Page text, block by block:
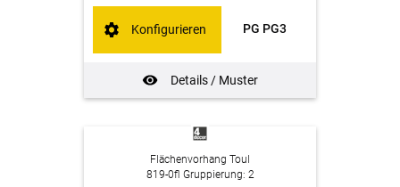
PG PG3
Details / Muster
Konfigurieren
Flächenvorhang Toul
819-0fl Gruppierung: 2